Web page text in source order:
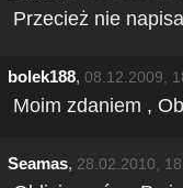
Przecież nie
bolek188, 08.12.2009,
Moim zdaniem ,
Seamas, 28.02.2010,